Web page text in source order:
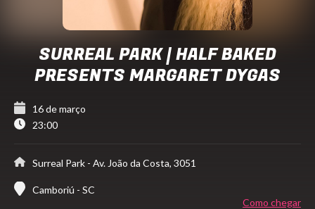
SURREAL PARK | HALF BAKED
PRESENTS MARGARET DYGAS
16 de março
23:00
Surreal Park - Av. João da Costa, 3051
Camboriú - SC
Como chegar